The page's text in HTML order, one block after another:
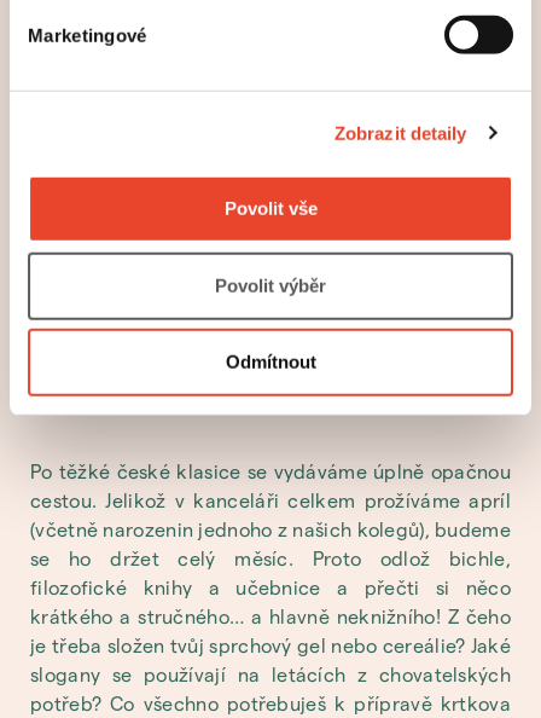
Marketingové
Zobrazit detaily
Povolit vše
Povolit výběr
Odmítnout
narozeniny. Milan Kundera, mezi jehož nejslavnější
romány patří Nesmrtelnost, Žert a Nesnesitelná
nemění na tom, že si budeme jeho devadesátiny
připomínat napříč městy a médii. Literární měsíčník
jubileu a Český rozhlas Vltava připravuje hned
Po těžké české klasice se vydáváme úplně opačnou
cestou. Jelikož v kanceláři celkem prožíváme apríl
(včetně narozenin jednoho z našich kolegů), budeme
se ho držet celý měsíc. Proto odlož bichle,
filozofické knihy a učebnice a přečti si něco
krátkého a stručného… a hlavně neknižního! Z čeho
je třeba složen tvůj sprchový gel nebo cereálie? Jaké
slogany se používají na letácích z chovatelských
potřeb? Co všechno potřebuješ k přípravě krtkova